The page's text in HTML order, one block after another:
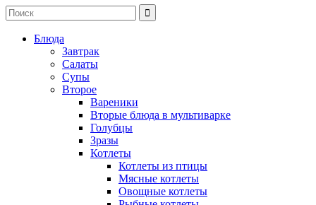
Блюда
Завтрак
Салаты
Супы
Второе
Вареники
Вторые блюда в мультиварке
Голубцы
Зразы
Котлеты
Котлеты из птицы
Мясные котлеты
Овощные котлеты